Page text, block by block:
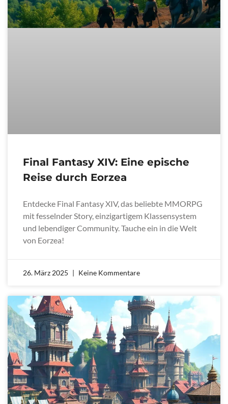
Final Fantasy XIV: Eine epische
Reise durch Eorzea
Entdecke Final Fantasy XIV, das beliebte MMORPG
mit fesselnder Story, einzigartigem Klassensystem
und lebendiger Community. Tauche ein in die Welt
von Eorzea!
26. März 2025 Keine Kommentare